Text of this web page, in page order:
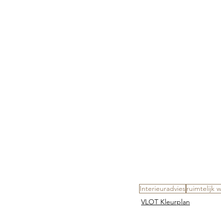
Interieuradviesruimtelijk
VLOT Kleurplan